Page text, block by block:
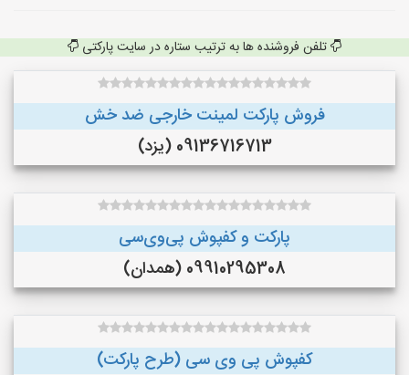
تلفن فروشنده ها به ترتیب ستاره در سایت پارکتی
فروش پارکت لمینت خارجی ضد خش
09136716713 (یزد)
پارکت و کفپوش پی‌وی‌سی
09910295308 (همدان)
کفپوش پی وی سی (طرح پارکت)